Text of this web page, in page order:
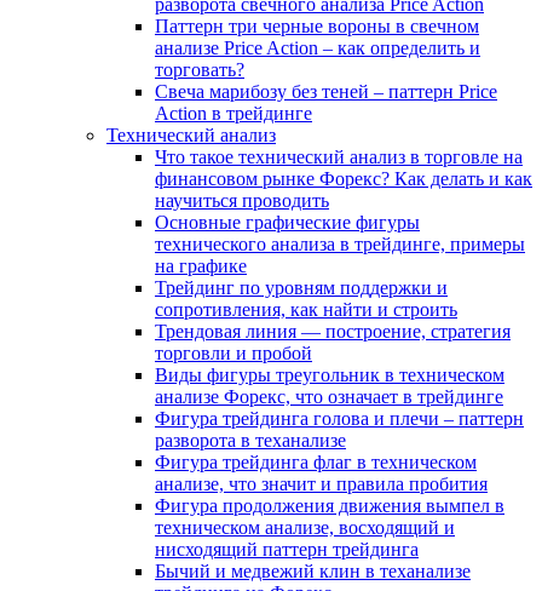
разворота свечного анализа Price Action
Паттерн три черные вороны в свечном
анализе Price Action – как определить и
торговать?
Свеча марибозу без теней – паттерн Price
Action в трейдинге
Технический анализ
Что такое технический анализ в торговле на
финансовом рынке Форекс? Как делать и как
научиться проводить
Основные графические фигуры
технического анализа в трейдинге, примеры
на графике
Трейдинг по уровням поддержки и
сопротивления, как найти и строить
Трендовая линия — построение, стратегия
торговли и пробой
Виды фигуры треугольник в техническом
анализе Форекс, что означает в трейдинге
Фигура трейдинга голова и плечи – паттерн
разворота в теханализе
Фигура трейдинга флаг в техническом
анализе, что значит и правила пробития
Фигура продолжения движения вымпел в
техническом анализе, восходящий и
нисходящий паттерн трейдинга
Бычий и медвежий клин в теханализе